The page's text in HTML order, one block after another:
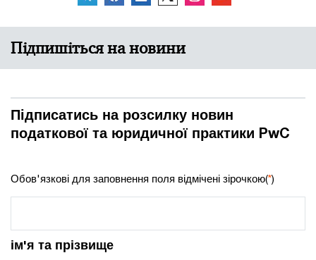
Підпишіться на новини
Підписатись на розсилку новин
податкової та юридичної практики PwC
Обов'язкові для заповнення поля відмічені зірочкою(*)
ім'я та прізвище